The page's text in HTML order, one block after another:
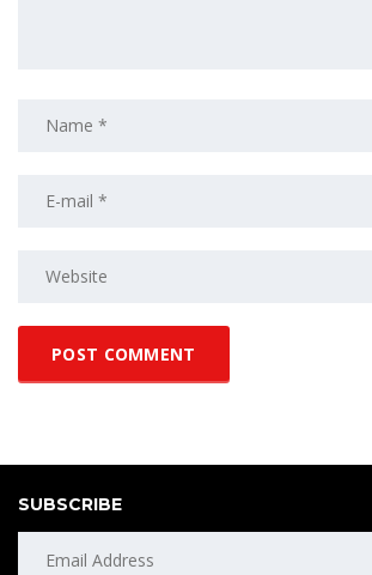
SUBSCRIBE